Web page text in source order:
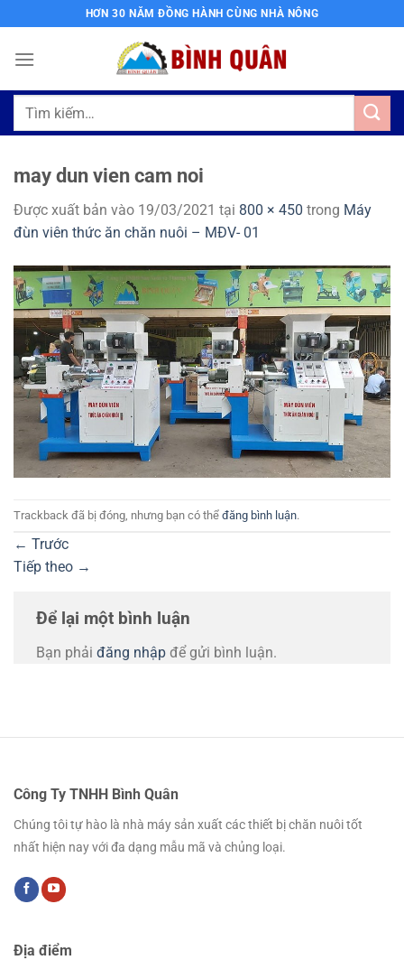
qua
nội
HƠN 30 NĂM ĐỒNG HÀNH CÙNG NHÀ NÔNG
Tìm
may dun vien cam noi
Được xuất bản vào 19/03/2021 tại 800 × 450 trong Máy
đùn viên thức ăn chăn nuôi – MĐV- 01
Trackback đã bị đóng, nhưng bạn có thể đăng bình luận.
← Trước
Tiếp theo →
Để lại một bình luận
Bạn phải đăng nhập để gửi bình luận.
Công Ty TNHH Bình Quân
Chúng tôi tự hào là nhà máy sản xuất các thiết bị chăn nuôi tốt
nhất hiện nay với đa dạng mẫu mã và chủng loại.
Địa điểm